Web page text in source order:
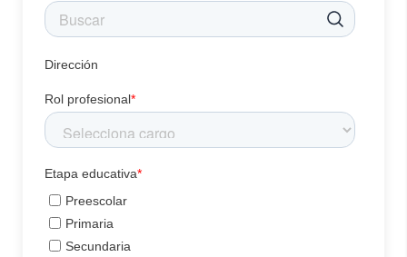
Dirección
Rol profesional*
Etapa educativa*
Preescolar
Primaria
Secundaria